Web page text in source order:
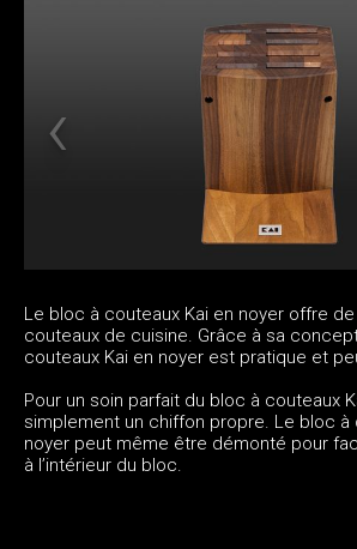
Le bloc à couteaux Kai en noyer offre
couteaux de cuisine. Grâce à sa
couteaux Kai en noyer est pratique et
Pour un soin parfait du bloc à couteaux
simplement un chiffon propre. Le bloc à
noyer peut même être démonté pour
à l’intérieur du bloc.